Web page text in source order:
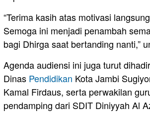
“Terima kasih atas motivasi
Semoga ini menjadi penambah
bagi Dhirga saat bertanding nanti,”
Agenda audiensi ini juga turut
Dinas Pendidikan Kota Jambi
Kamal Firdaus, serta perwakilan
pendamping dari SDIT Diniyyah Al